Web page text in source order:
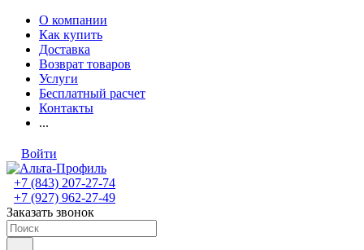
О компании
Как купить
Доставка
Возврат товаров
Услуги
Бесплатный расчет
Контакты
...
Войти
+7 (843) 207-27-74
+7 (927) 962-27-49
Заказать звонок